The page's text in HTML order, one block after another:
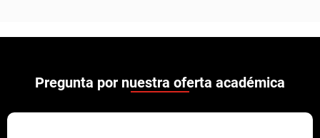
Pregunta por nuestra oferta académica